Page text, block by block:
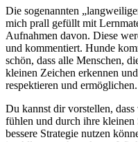
Die sogenannten
mich prall gefüllt mit
Aufnahmen davon. Diese
und kommentiert. Hunde
schön, dass alle Menschen,
kleinen Zeichen erkennen
respektieren und ermöglichen.
Du kannst dir vorstellen,
fühlen und durch ihre
bessere Strategie nutzen